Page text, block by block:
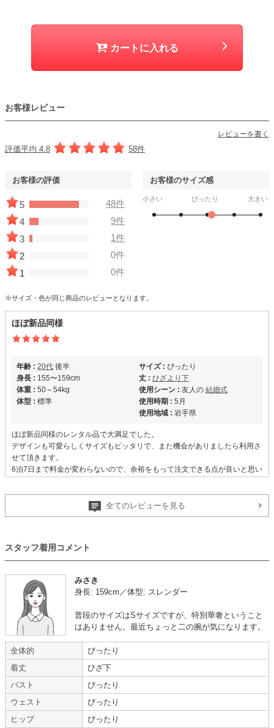
カートに入れる
お客様レビュー
レビューを書く
評価平均 4.8 58件
お客様の評価
5
48件
4
9件
3
1件
2
0件
1
0件
お客様のサイズ感
小さい ぴったり 大きい
※サイズ・色が同じ商品のレビューとなります。
ほぼ新品同様
年齢 : 20代 後半
身長 : 155〜159cm
体重 : 50～54kg
体型 : 標準
サイズ : ぴったり
丈 : ひざより下
使用シーン : 友人の 結婚式
使用時期 : 5月
使用地域 : 岩手県
ほぼ新品同様のレンタル品で大満足でした。
デザインも可愛らしくサイズもピッタリで、また機会がありましたら利用さ
せて頂きます。
6泊7日まで料金が変わらないので、余裕をもって注文できる点が良いと思い
【一緒に注文した商品】
年齢 : 20代
155〜159cm
体重 :50～54kg
体型 :
サイズ :ぴったり
丈 : ひざより下
使用シーン :友人の結婚式
【一緒に注文した商品】
全てのレビューを見る
スタッフ着用コメント
みさき
身長: 159cm／体型: スレンダー
普段のサイズはSサイズですが、特別華奢ということ
はありません。最近ちょっと二の腕が気になります。
全体的
ぴったり
着丈
ひざ下
バスト
ぴったり
ウェスト
ぴったり
ヒップ
ぴったり